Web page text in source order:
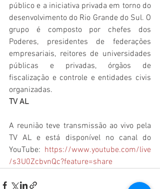
público e a iniciativa privada em torno do
desenvolvimento do Rio Grande do Sul. O
grupo é composto por chefes dos
Poderes, presidentes de federações
empresariais, reitores de universidades
públicas e privadas, órgãos de
fiscalização e controle e entidades civis
organizadas.
TV AL
A reunião teve transmissão ao vivo pela
TV AL e está disponível no canal do
YouTube: https://www.youtube.com/live
/s3U0ZcbvnQc?feature=share